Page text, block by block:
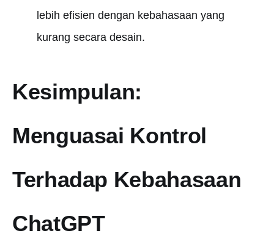
lebih efisien dengan kebahasaan yang
kurang secara desain.
Kesimpulan:
Menguasai Kontrol
Terhadap Kebahasaan
ChatGPT